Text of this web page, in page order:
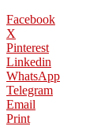
Facebook
X
Pinterest
Linkedin
WhatsApp
Telegram
Email
Print